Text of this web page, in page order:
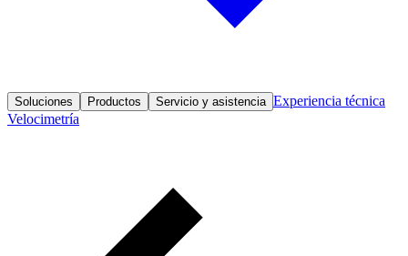
Soluciones Productos Servicio y asistencia Experiencia técnica
Velocimetría